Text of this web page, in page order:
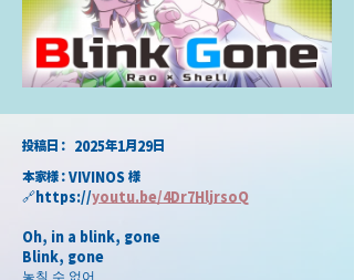
2025年1月29日
​投稿日：
本家様：VIVINOS 様
🔗https://youtu.be/4Dr7HljrsoQ
Oh, in a blink, gone
Blink, gone
놓칠 수 없어